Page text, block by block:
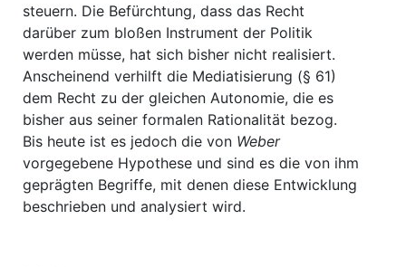
steuern. Die Befürchtung, dass das Recht
darüber zum bloßen Instrument der Politik
werden müsse, hat sich bisher nicht realisiert.
Anscheinend verhilft die Mediatisierung (§ 61)
dem Recht zu der gleichen Autonomie, die es
bisher aus seiner formalen Rationalität bezog.
Bis heute ist es jedoch die von Weber
vorgegebene Hypothese und sind es die von ihm
geprägten Begriffe, mit denen diese Entwicklung
beschrieben und analysiert wird.